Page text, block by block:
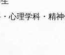
心理学科・精